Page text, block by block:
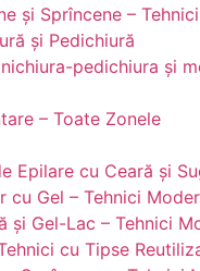
şi Sprîncene –
și Pedichiură
pedichiura și
– Toate Zonele
Epilare cu Ceară și
cu Gel – Tehnici
și Gel-Lac – Tehnici
cu Tipse